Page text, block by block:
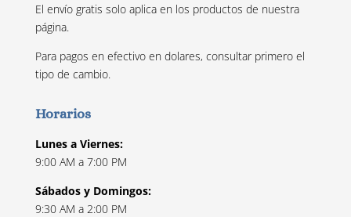
El envío gratis solo aplica en los productos de nuestra
página.
Para pagos en efectivo en dolares, consultar primero el
tipo de cambio.
Horarios
Lunes a Viernes:
9:00 AM a 7:00 PM
Sábados y Domingos:
9:30 AM a 2:00 PM